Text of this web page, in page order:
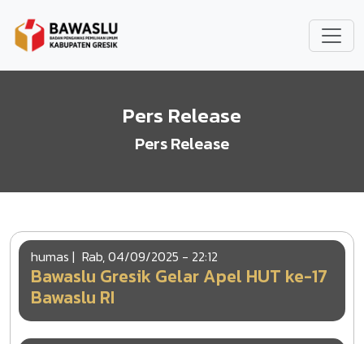
Pers Release
Pers Release
humas | Rab, 04/09/2025 - 22:12
Bawaslu Gresik Gelar Apel HUT ke-17
Bawaslu RI